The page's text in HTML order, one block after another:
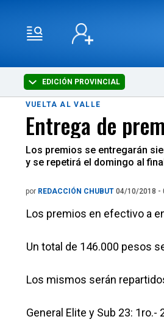
EDICIÓN PROVINCIAL
VUELTA AL VALLE
Entrega de
Los premios se entregarán
y se repetirá el domingo al
por REDACCIÓN CHUBUT 04/10/2018 -
Los premios en efectivo a
Un total de 146.000 pesos
Los mismos serán
General Elite y Sub 23: 1ro.-